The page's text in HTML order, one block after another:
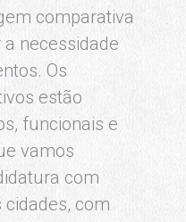
comparativa
necessidade
Os
estão
funcionais e
vamos
com
com